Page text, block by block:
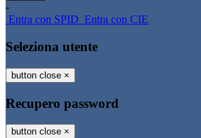
-
Entra con SPID Entra con CIE
Seleziona utente
button close ×
Recupero password
button close ×